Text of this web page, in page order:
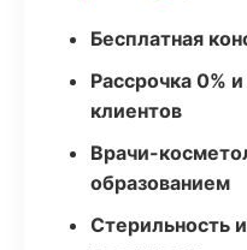
Бесплатная
Рассрочка 0%
клиентов
Врачи-
образованием
Стерильность